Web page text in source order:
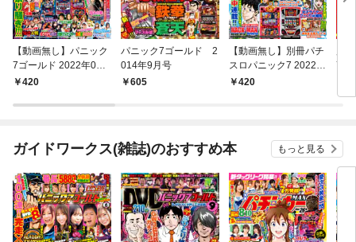
【動画無し】パニック
7ゴールド 2022年06
月号420
パニック7ゴールド 2
014年9月号
605
【動画無し】別冊パチ
スロパニック7 2022年
5月号
420
7
ガイドワークス(雑誌)のおすすめ本 もっと見る